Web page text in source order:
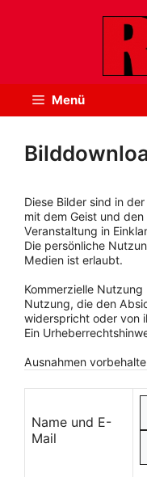
Menü
Diese Bilder sind in
mit dem Geist und
Veranstaltung in
Die persönliche
Medien ist erlaubt.
Kommerzielle
Nutzung, die den
widerspricht oder von
Ein
Ausnahmen
Name und E-
Mail